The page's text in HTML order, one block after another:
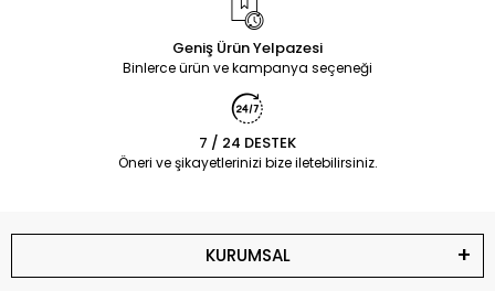
Geniş Ürün Yelpazesi
Binlerce ürün ve kampanya seçeneği
7 / 24 DESTEK
Öneri ve şikayetlerinizi bize iletebilirsiniz.
KURUMSAL